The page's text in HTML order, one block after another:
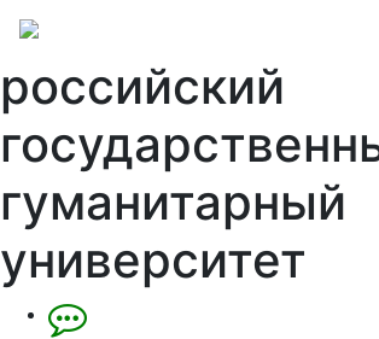
российский
гуманитарный
университет